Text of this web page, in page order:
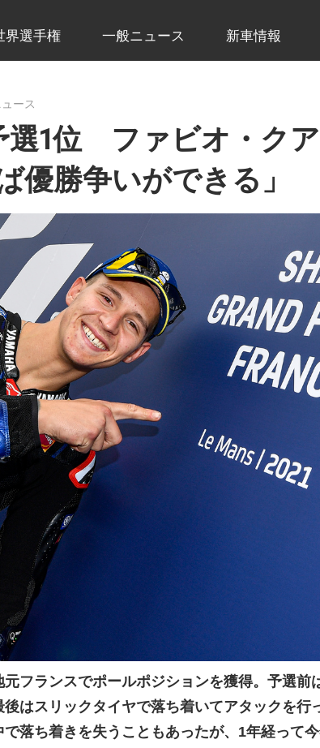
イ
ニ
ュ
ー
ス
界選手権 一般ニュース 新車情報
ース
選1位 ファビオ・ク
優勝争いができる」
フランスでポールポジションを獲得。予選前
はスリックタイヤで落ち着いてアタックを行
落ち着きを失うこともあったが、1年経って